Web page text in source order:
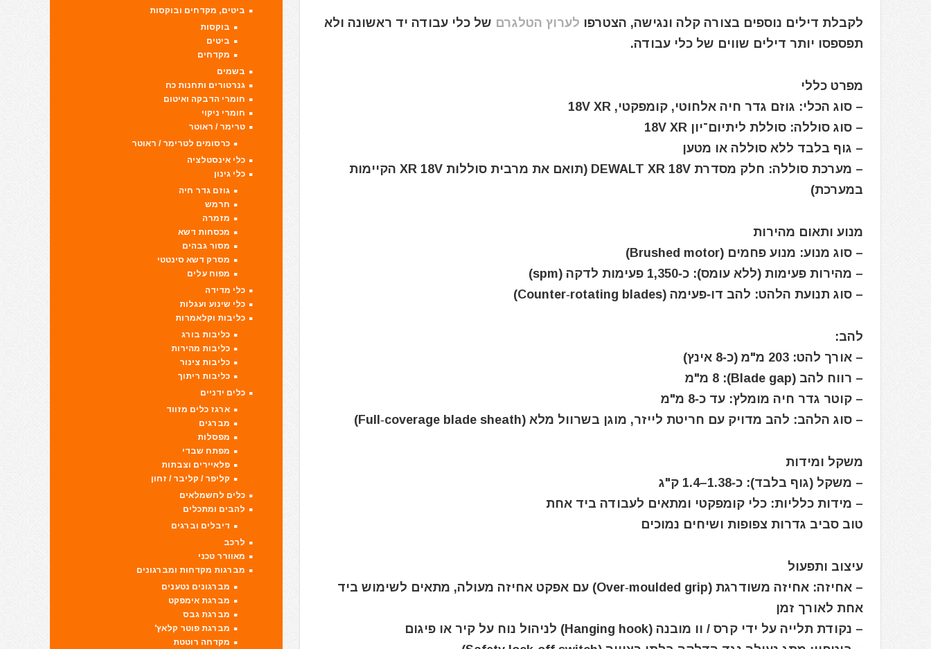
לקבלת דילים נוספים בצורה קלה ונגישה, הצטרפו לערוץ הטלגרם של כלי עבודה יד ראשונה ולא
תפספסו יותר דילים שווים של כלי עבודה.
מפרט כללי
– סוג הכלי: גוזם גדר חיה אלחוטי, קומפקטי, 18V XR
– סוג סוללה: סוללת ליתיום־יון 18V XR
– גוף בלבד ללא סוללה או מטען
– מערכת סוללה: חלק מסדרת DEWALT XR 18V (תואם את מרבית סוללות XR 18V הקיימות
במערכת)
מנוע ותאום מהירות
– סוג מנוע: מנוע פחמים (Brushed motor)
– מהירות פעימות (ללא עומס): כ‑1,350 פעימות לדקה (spm)
– סוג תנועת הלהט: להב דו‑פעימה (Counter‑rotating blades)
להב:
– אורך להט: 203 מ"מ (כ‑8 אינץ)
– רווח להב (Blade gap): 8 מ"מ
– קוטר גדר חיה מומלץ: עד כ‑8 מ"מ
– סוג הלהב: להב מדויק עם חריטת לייזר, מוגן בשרוול מלא (Full‑coverage blade sheath)
משקל ומידות
– משקל (גוף בלבד): כ‑1.38–1.4 ק"ג
– מידות כלליות: כלי קומפקטי ומתאים לעבודה ביד אחת
טוב סביב גדרות צפופות ושיחים נמוכים
עיצוב ותפעול
– אחיזה: אחיזה משודרגת (Over‑moulded grip) עם אפקט אחיזה מעולה, מתאים לשימוש ביד
אחת לאורך זמן
– נקודת תלייה על ידי קרס / וו מובנה (Hanging hook) לניהול נוח על קיר או פיגום
ביטים, מקדחים ובוקסות
בוקסות
ביטים
מקדחים
בשמים
גנרטורים ותחנות כח
חומרי הדבקה ואיטום
חומרי ניקוי
טרימר / ראוטר
כרסומים לטרימר / ראוטר
כלי אינסטלציה
כלי גינון
גוזם גדר חיה
חרמש
מזמרה
מכסחות דשא
מסור גבהים
מסרק דשא סינטטי
מפוח עלים
כלי מדידה
כלי שינוע ועגלות
כליבות וקלאמרות
כליבות בורג
כליבות מהירות
כליבות צינור
כליבות ריתוך
כלים ידניים
ארגז כלים מזווד
מברגים
מפסלות
מפתח שבדי
פלאיירים וצבתות
קליפר / קליבר / זחון
כלים לחשמלאים
להבים ומתכלים
דיבלים וברגים
לרכב
מאוורר טכני
מברגות מקדחות ומברגונים
מברגונים נטענים
מברגת אימפקט
מברגת גבס
מברגת פוטר קלאץ'
מקדחה רוטטת